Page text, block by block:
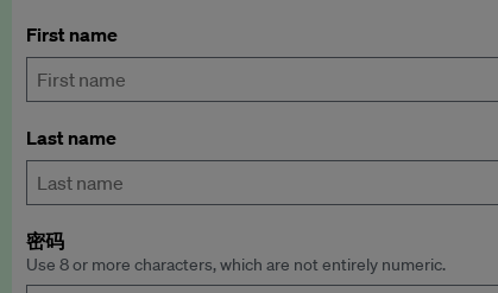
First name
Last name
密码
Use 8 or more characters, which are not entirely numeric.